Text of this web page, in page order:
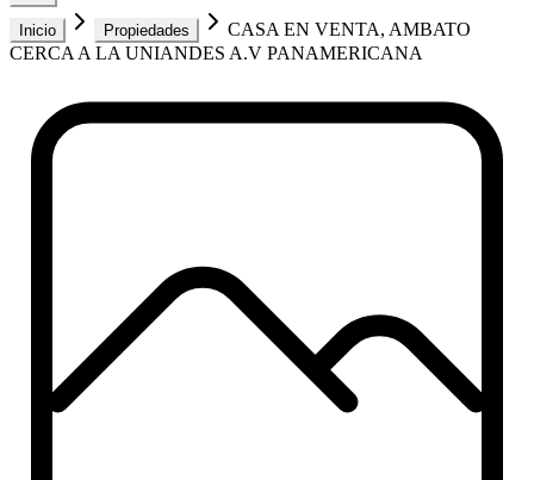
Inicio Propiedades
CASA EN VENTA, AMBATO
CERCA A LA UNIANDES A.V PANAMERICANA